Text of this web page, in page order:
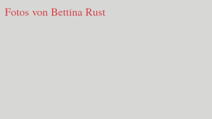
Fotos von Bettina Rust